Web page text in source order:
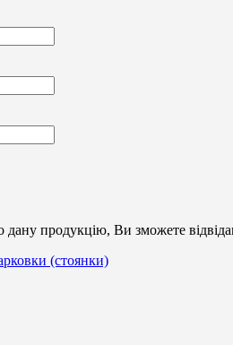
дану продукцію, Ви зможете
(стоянки)